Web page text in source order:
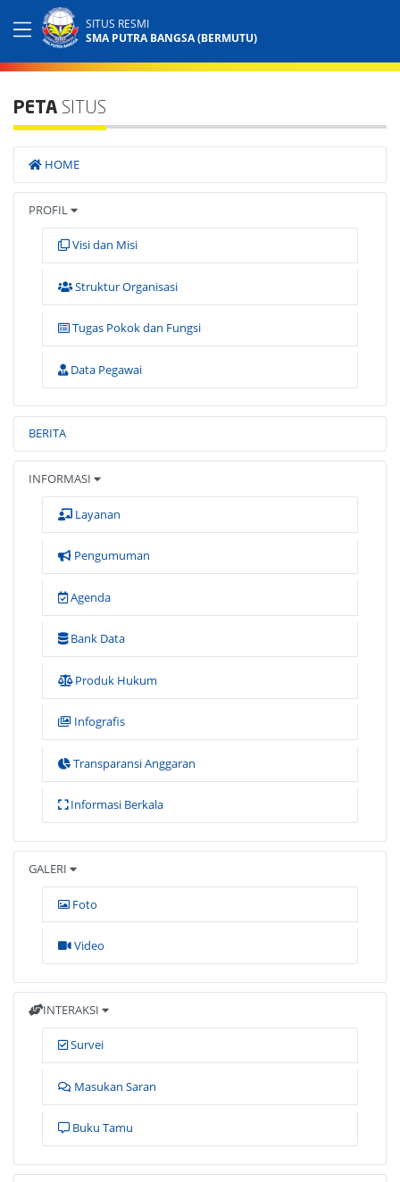
SITUS RESMI
SMA PUTRA BANGSA (BERMUTU)
PETA SITUS
HOME
PROFIL
Visi dan Misi
Struktur Organisasi
Tugas Pokok dan Fungsi
Data Pegawai
BERITA
INFORMASI
Layanan
Pengumuman
Agenda
Bank Data
Produk Hukum
Infografis
Transparansi Anggaran
Informasi Berkala
GALERI
Foto
Video
INTERAKSI
Survei
Masukan Saran
Buku Tamu